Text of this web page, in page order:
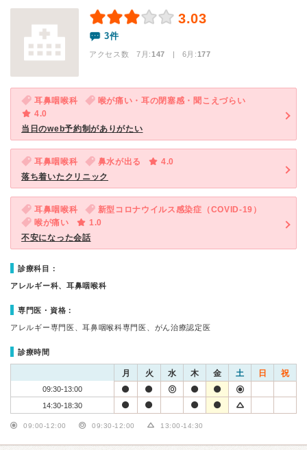
3.03
3件
アクセス数 7月:147 | 6月:177
耳鼻咽喉科
喉が痛い・耳の閉塞感・聞こえづらい
4.0
当日のweb予約制がありがたい
耳鼻咽喉科 鼻水が出る
4.0
落ち着いたクリニック
耳鼻咽喉科
新型コロナウイルス感染症（COVID-19）
喉が痛い
1.0
不安になった会話
診療科目：
アレルギー科、耳鼻咽喉科
専門医・資格：
アレルギー専門医、耳鼻咽喉科専門医、がん治療認定医
診療時間
月 火 水 木 金 土 日 祝
09:30-13:00
14:30-18:30
09:00-12:00 09:30-12:00 13:00-14:30